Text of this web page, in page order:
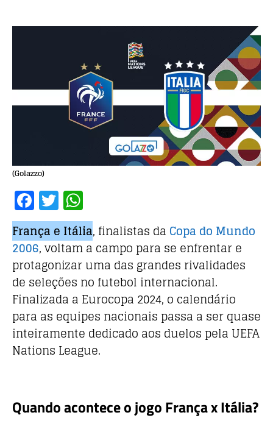
(Golazzo)
F
a
c
e
b
o
o
k
T
w
it
te
r
h
at
s
A
p
p
França e Itália, finalistas da Copa do Mundo
2006, voltam a campo para se enfrentar e
protagonizar uma das grandes rivalidades
de seleções no futebol internacional.
Finalizada a Eurocopa 2024, o calendário
para as equipes nacionais passa a ser quase
inteiramente dedicado aos duelos pela UEFA
Nations League.
Quando acontece o jogo França x Itália?